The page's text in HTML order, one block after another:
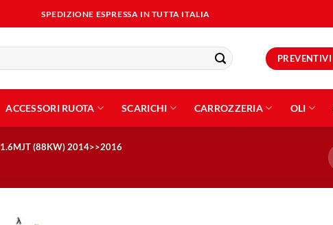
SPEDIZIONE ESPRESSA IN TUTTA ITALIA
PREVENTIVI
ACCESSORI RUOTA SCARICHI CARROZZERIA OLI
1.6MJT (88KW) 2014>>2016